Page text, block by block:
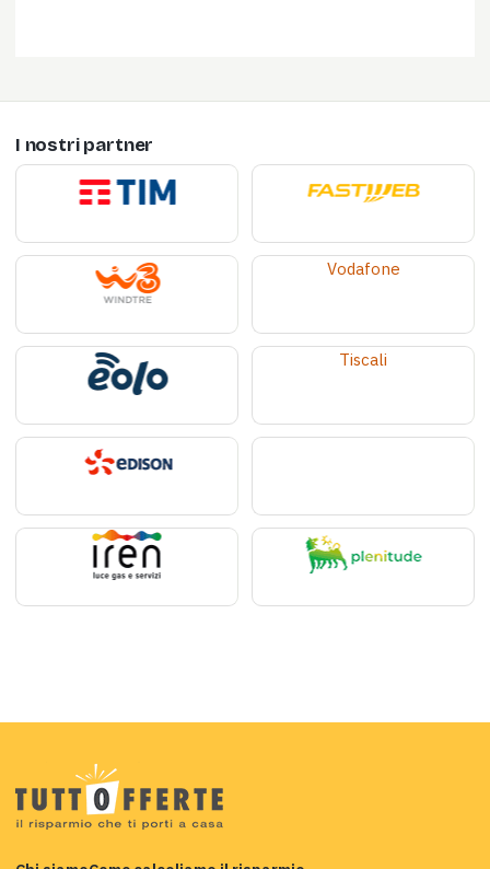
I nostri partner
Vodafone
Tiscali